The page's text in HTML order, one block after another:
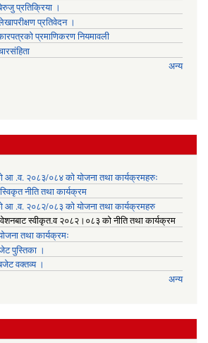
प्रतिक्रिया ।
प्रतिवेदन ।
प्रमाणिकरण नियमावली
अन्य
आ .व. २०८३/०८४ को योजना तथा कार्यक्रमहरुः
नीति तथा कार्यक्रम
आ .व. २०८२/०८३ को योजना तथा कार्यक्रमहरु
स्वीकृत.व २०८२।०८३ को नीति तथा कार्यक्रम
तथा कार्यक्रमः
पुस्तिका ।
वक्तव्य ।
अन्य